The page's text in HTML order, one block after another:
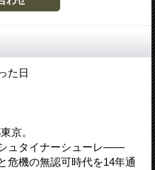
た日
京。
ュタイナーシューレ――
危機の無認可時代を14年通